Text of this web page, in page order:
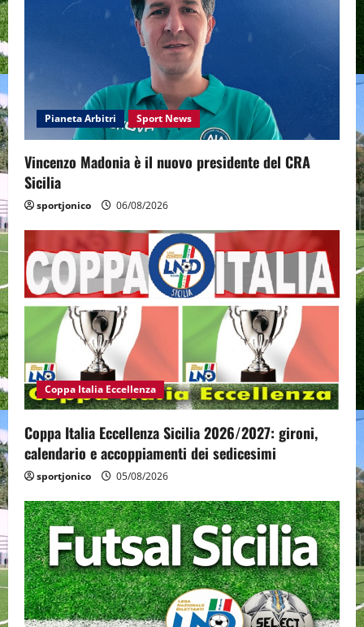
Pianeta Arbitri Sport News
Vincenzo Madonia è il nuovo presidente del CRA
Sicilia
sportjonico 06/08/2026
Coppa Italia Eccellenza
Coppa Italia Eccellenza Sicilia 2026/2027: gironi,
calendario e accoppiamenti dei sedicesimi
sportjonico 05/08/2026